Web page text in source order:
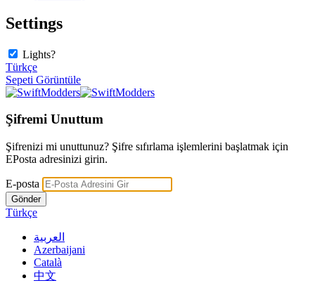
Settings
Lights?
Türkçe
Sepeti Görüntüle
Şifremi Unuttum
Şifrenizi mi unuttunuz? Şifre sıfırlama işlemlerini başlatmak için
EPosta adresinizi girin.
E-posta
Gönder
Türkçe
العربية
Azerbaijani
Català
中文